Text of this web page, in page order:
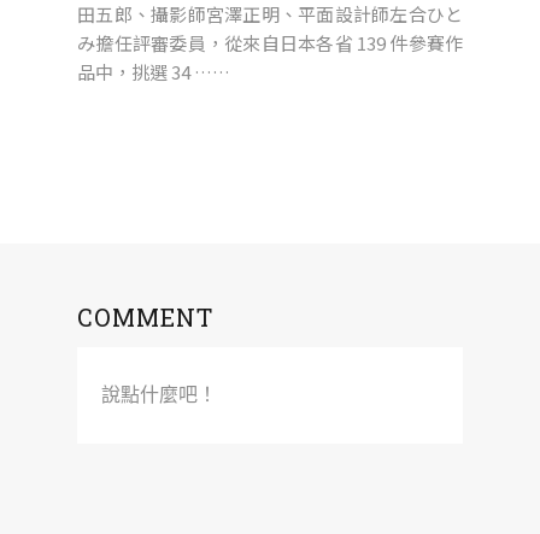
田五郎、攝影師宮澤正明、平面設計師左合ひと
み擔任評審委員，從來自日本各省 139 件參賽作
品中，挑選 34 ……
COMMENT
說點什麼吧！